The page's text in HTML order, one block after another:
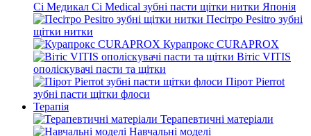
Сі Медикал Ci Medical зубні пасти щітки нитки Японія
Песітро Pesitro зубні
щітки нитки
Курапрокс CURAPROX
Вітіс VITIS
ополіскувачі пасти та щітки
Пірот Pierrot
зубні пасти щітки флоси
Терапія
Терапевтичні матеріали
Навчальні моделі